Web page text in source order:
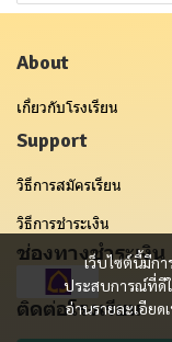
เว็บไซต์นี้มีก
ประสบการณ์ที่ดีใ
อ่านรายละเอียด
About
เกี่ยวกับโรงเรียน
Support
วิธีการสมัครเรียน
วิธีการชำระเงิน
ช่องทางชำระเงิน
ติดต่อโรงเรียน